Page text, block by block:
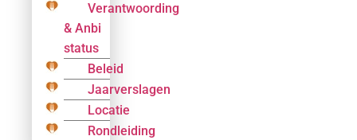
Verantwoording
& Anbi
status
Beleid
Jaarverslagen
Locatie
Rondleiding